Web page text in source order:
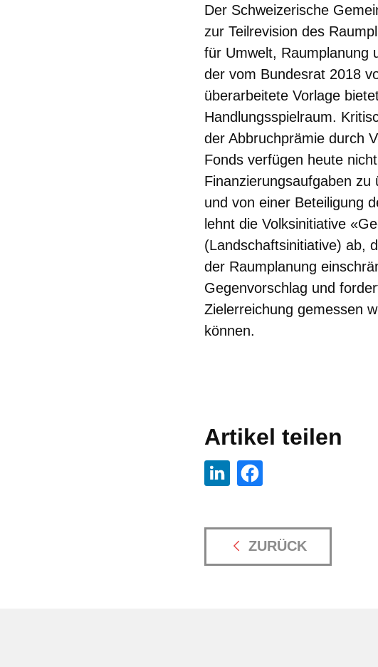
Der Schweizerische
zur Teilrevision des
für Umwelt, Raumplanung
der vom Bundesrat 2018
überarbeitete Vorlage
Handlungsspielraum.
der Abbruchprämie durch
Fonds verfügen heute
Finanzierungsaufgaben
und von einer Beteiligung
lehnt die Volksinitiative
(Landschaftsinitiative) ab,
der Raumplanung
Gegenvorschlag und
Zielerreichung gemessen
können.
Artikel teilen
ZURÜCK